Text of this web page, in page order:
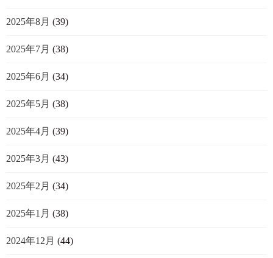
2025年8月 (39)
2025年7月 (38)
2025年6月 (34)
2025年5月 (38)
2025年4月 (39)
2025年3月 (43)
2025年2月 (34)
2025年1月 (38)
2024年12月 (44)